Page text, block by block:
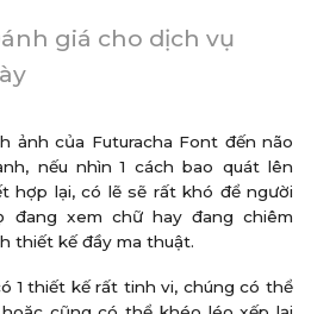
giá cho dịch vụ
ảnh của Futuracha Font đến não
nếu nhìn 1 cách bao quát lên
hợp lại, có lẽ sẽ rất khó để người
đang xem chữ hay đang chiêm
thiết kế đầy ma thuật.
1 thiết kế rất tinh vi, chúng có thể